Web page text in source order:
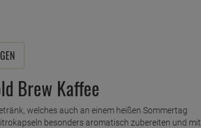
Brew Kaffee
welches auch an einem heißen Sommertag
besonders aromatisch zubereiten und mit